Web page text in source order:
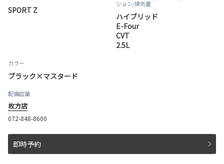
SPORT Z
ション/排気量
ハイブリッド
E-Four
CVT
2.5L
カラー
ブラック×マスタード
配備店舗
枚方店
072-848-8600
即時予約